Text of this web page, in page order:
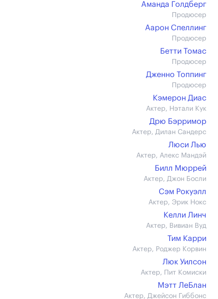
Аманда Голдберг
Продюсер
Аарон Спеллинг
Продюсер
Бетти Томас
Продюсер
Дженно Топпинг
Продюсер
Кэмерон Диас
Актер, Нэтали Кук
Дрю Бэрримор
Актер, Дилан Сандерс
Люси Лью
Актер, Алекс Мандэй
Билл Мюррей
Актер, Джон Босли
Сэм Рокуэлл
Актер, Эрик Нокс
Келли Линч
Актер, Вивиан Вуд
Тим Карри
Актер, Роджер Корвин
Люк Уилсон
Актер, Пит Комиски
Мэтт ЛеБлан
Актер, Джейсон Гиббонс